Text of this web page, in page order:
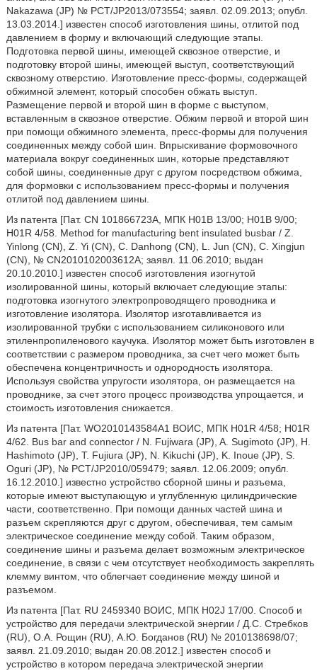
Nakazawa (JP) № PCT/JP2013/073554; заявл. 02.09.2013; опубл.
13.03.2014.] известен способ изготовления шины, отлитой под
давлением в форму и включающий следующие этапы.
Подготовка первой шины, имеющей сквозное отверстие, и
подготовку второй шины, имеющей выступ, соответствующий
сквозному отверстию. Изготовление пресс-формы, содержащей
обжимной элемент, который способен обжать выступ.
Размещение первой и второй шин в форме с выступом,
вставленным в сквозное отверстие. Обжим первой и второй шин
при помощи обжимного элемента, пресс-формы для получения
соединенных между собой шин. Впрыскивание формовочного
материала вокруг соединенных шин, которые представляют
собой шины, соединенные друг с другом посредством обжима,
для формовки с использованием пресс-формы и получения
отлитой под давлением шины.
Из патента [Пат. CN 101866723A, МПК H01B 13/00; H01B 9/00;
H01R 4/58. Method for manufacturing bent insulated busbar / Z.
Yinlong (CN), Z. Yi (CN), C. Danhong (CN), L. Jun (CN), C. Xingjun
(CN), № CN2010102003612A; заявл. 11.06.2010; выдан
20.10.2010.] известен способ изготовления изогнутой
изолированной шины, который включает следующие этапы:
подготовка изогнутого электропроводящего проводника и
изготовление изолятора. Изолятор изготавливается из
изолированной трубки с использованием силиконового или
этиленпропиленового каучука. Изолятор может быть изготовлен в
соответствии с размером проводника, за счет чего может быть
обеспечена концентричность и однородность изолятора.
Используя свойства упругости изолятора, он размещается на
проводнике, за счет этого процесс производства упрощается, и
стоимость изготовления снижается.
Из патента [Пат. WO2010143584A1 ВОИC, МПК H01R 4/58; H01R
4/62. Bus bar and connector / N. Fujiwara (JP), A. Sugimoto (JP), H.
Hashimoto (JP), T. Fujiura (JP), N. Kikuchi (JP), K. Inoue (JP), S.
Oguri (JP), № PCT/JP2010/059479; заявл. 12.06.2009; опубл.
16.12.2010.] известно устройство сборной шины и разъема,
которые имеют выступающую и углубленную цилиндрические
части, соответственно. При помощи данных частей шина и
разъем скрепляются друг с другом, обеспечивая, тем самым
электрическое соединение между собой. Таким образом,
соединение шины и разъема делает возможным электрическое
соединение, в связи с чем отсутствует необходимость закреплять
клемму винтом, что облегчает соединение между шиной и
разъемом.
Из патента [Пат. RU 2459340 ВОИC, МПК H02J 17/00. Cпособ и
устройство для передачи электрической энергии / Д.С. Стребков
(RU), О.А. Рощин (RU), А.Ю. Богданов (RU) № 2010138698/07;
заявл. 21.09.2010; выдан 20.08.2012.] известен способ и
устройство в котором передача электрической энергии